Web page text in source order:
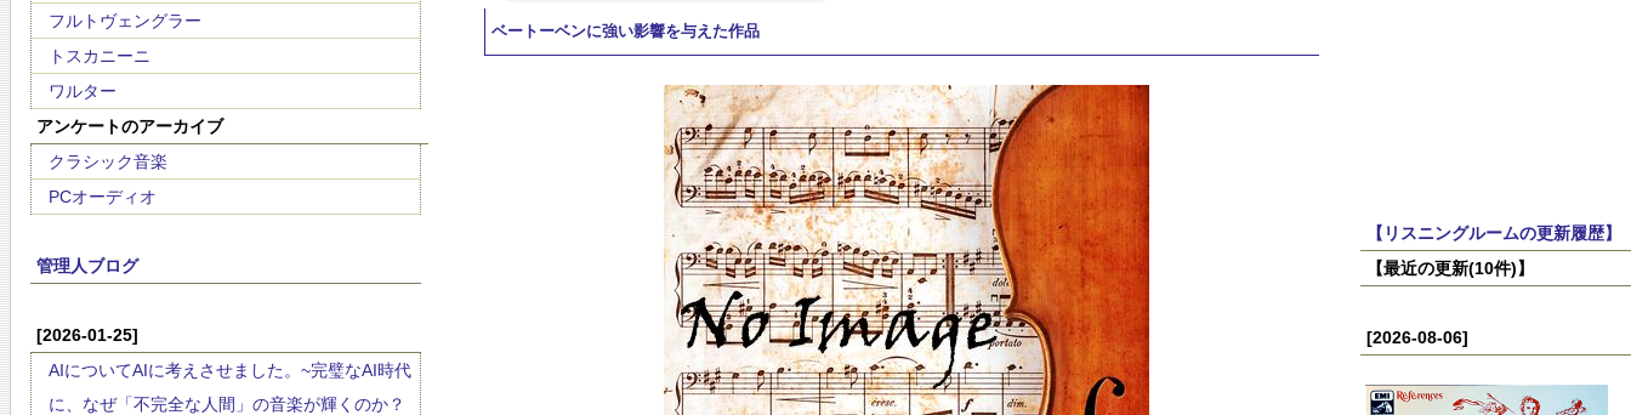
フルトヴェングラー
トスカニーニ
ワルター
アンケートのアーカイブ
クラシック音楽
PCオーディオ
管理人ブログ
[2026-01-25]
AIについてAIに考えさせました。~完璧なAI時代
に、なぜ「不完全な人間」の音楽が輝くのか？
ベートーベンに強い影響を与えた作品
【リスニングルームの更新履歴】
【最近の更新(10件)】
[2026-08-06]